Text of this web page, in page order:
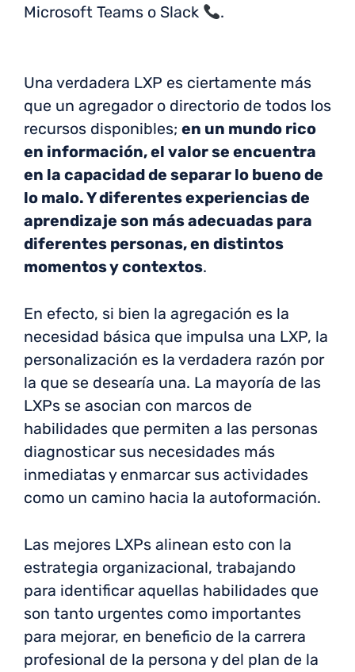
Microsoft Teams o Slack
.
Una verdadera LXP es ciertamente más
que un agregador o directorio de todos los
recursos disponibles; en un mundo rico
en información, el valor se encuentra
en la capacidad de separar lo bueno de
lo malo. Y diferentes experiencias de
aprendizaje son más adecuadas para
diferentes personas, en distintos
momentos y contextos.
En efecto, si bien la agregación es la
necesidad básica que impulsa una LXP, la
personalización es la verdadera razón por
la que se desearía una. La mayoría de las
LXPs se asocian con marcos de
habilidades que permiten a las personas
diagnosticar sus necesidades más
inmediatas y enmarcar sus actividades
como un camino hacia la autoformación.
Las mejores LXPs alinean esto con la
estrategia organizacional, trabajando
para identificar aquellas habilidades que
son tanto urgentes como importantes
para mejorar, en beneficio de la carrera
profesional de la persona y del plan de la